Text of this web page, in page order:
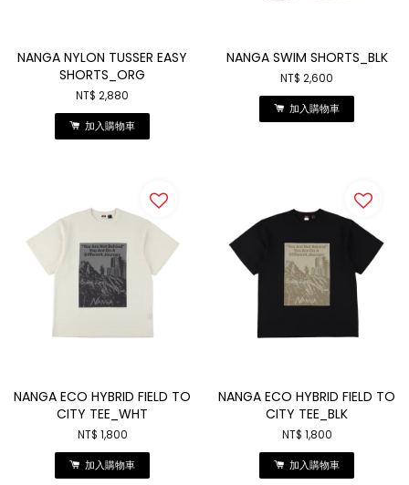
NANGA NYLON TUSSER EASY
SHORTS_ORG
NT$ 2,880
加入購物車
NANGA SWIM SHORTS_BLK
NT$ 2,600
加入購物車
NANGA ECO HYBRID FIELD TO
CITY TEE_WHT
NT$ 1,800
加入購物車
NANGA ECO HYBRID FIELD TO
CITY TEE_BLK
NT$ 1,800
加入購物車